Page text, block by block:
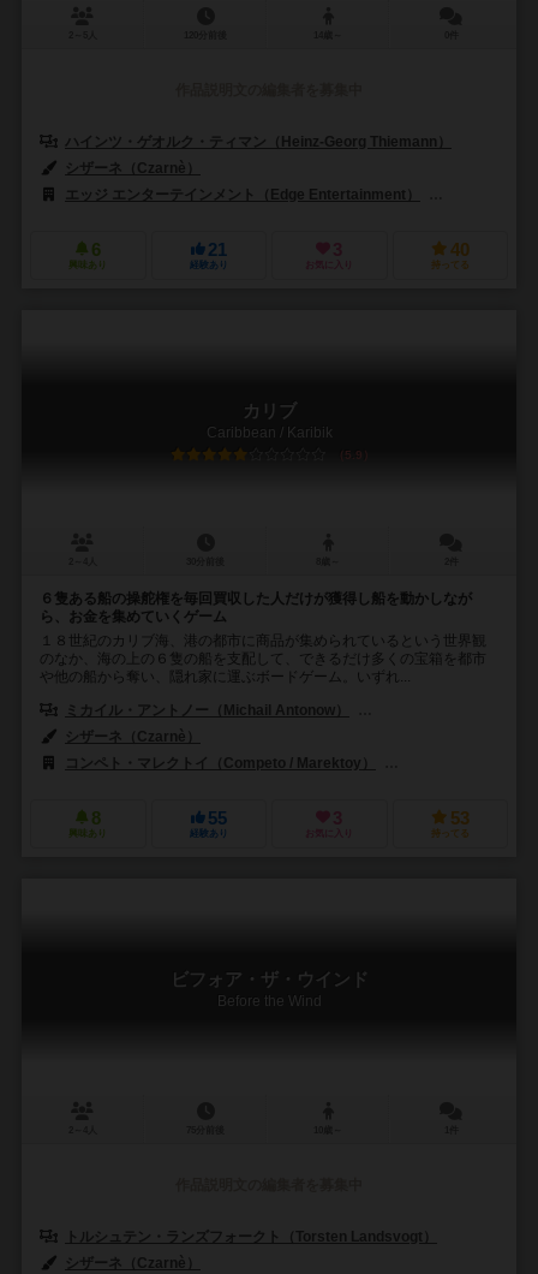
ハインツ・ゲオルク・ティマン（Heinz-Georg Thiemann）
シザーネ（Czarnè）
エッジ エンターテインメント（Edge Entertainment）
6
興味あり
21
経験あり
3
お気に入り
40
持ってる
カリブ
Caribbean / Karibik
5.9
６隻ある船の操舵権を毎回買収した人だけが獲得し船を動かしなが
ら、お金を集めていくゲーム
１８世紀のカリブ海、港の都市に商品が集められているという世界観
のなか、海の上の６隻の船を支配して、できるだけ多くの宝箱を都市
や他の船から奪い、隠れ家に運ぶボードゲーム。いずれ...
ミカイル・アントノー（Michail Antonow）
シザーネ（Czarnè）
コンペト・マレクトイ（Competo / Marektoy）
8
興味あり
55
経験あり
3
お気に入り
53
持ってる
ビフォア・ザ・ウインド
Before the Wind
トルシュテン・ランズフォークト（Torsten Landsvogt）
シザーネ（Czarnè）